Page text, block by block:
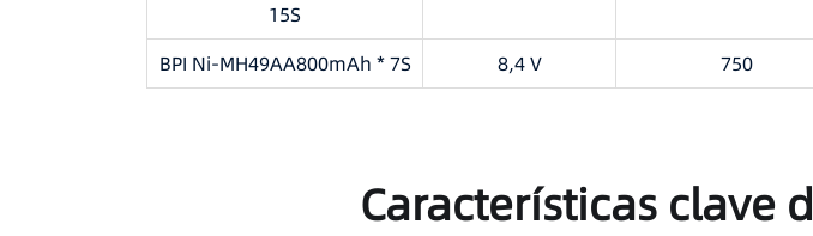
15S
BPI Ni-MH49AA800mAh * 7S 8,4 V 750
Características clave